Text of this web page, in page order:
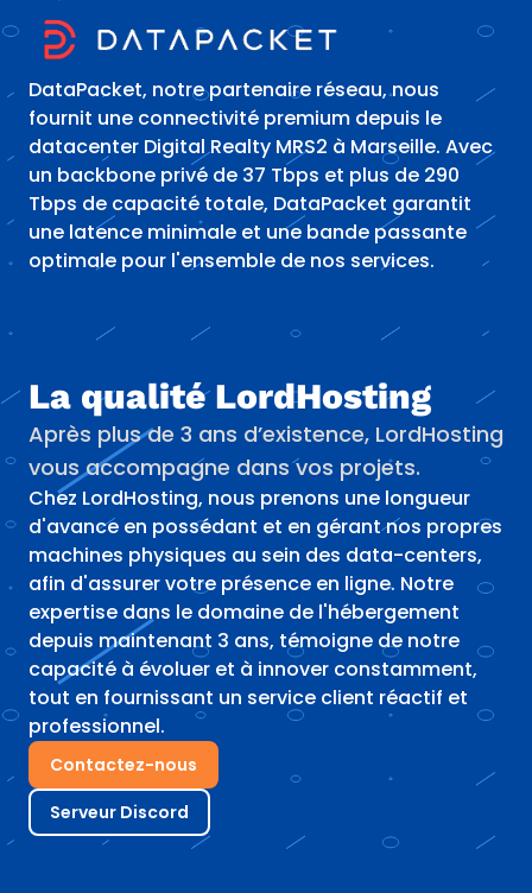
DataPacket, notre partenaire réseau, nous
fournit une connectivité premium depuis le
datacenter Digital Realty MRS2 à Marseille. Avec
un backbone privé de 37 Tbps et plus de 290
Tbps de capacité totale, DataPacket garantit
une latence minimale et une bande passante
optimale pour l'ensemble de nos services.
La qualité LordHosting
Après plus de 3 ans d’existence, LordHosting
vous accompagne dans vos projets.
Chez LordHosting, nous prenons une longueur
d'avance en possédant et en gérant nos propres
machines physiques au sein des data-centers,
afin d'assurer votre présence en ligne. Notre
expertise dans le domaine de l'hébergement
depuis maintenant 3 ans, témoigne de notre
capacité à évoluer et à innover constamment,
tout en fournissant un service client réactif et
professionnel.
Contactez-nous
Serveur Discord